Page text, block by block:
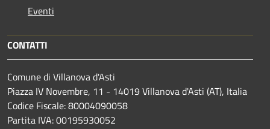
Eventi
CONTATTI
Comune di Villanova d'Asti
Piazza IV Novembre, 11 - 14019 Villanova d'Asti (AT), Italia
Codice Fiscale: 80004090058
Partita IVA: 00195930052